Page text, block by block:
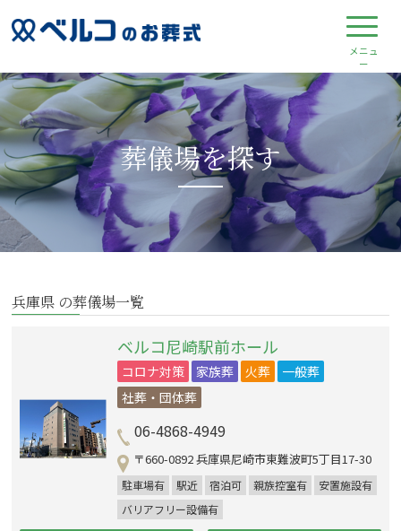
葬儀場を探す
兵庫県 の葬儀場一覧
ベルコ尼崎駅前ホール
コロナ対策 家族葬 火葬
一般葬
社葬・団体葬
06-4868-4949
〒660-0892 兵庫県尼崎市東難波町5丁目17-30
駐車場有 駅近 宿泊可 親族控室有
安置施設有
バリアフリー設備有